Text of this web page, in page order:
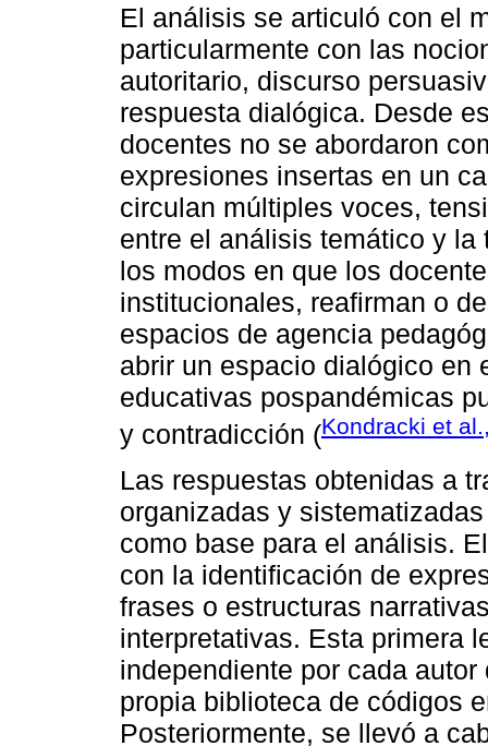
El análisis se articuló con el
particularmente con las
autoritario, discurso
respuesta dialógica. Desde
docentes no se abordaron
expresiones insertas en un
circulan múltiples voces,
entre el análisis temático y
los modos en que los
institucionales, reafirman o
espacios de agencia
abrir un espacio dialógico en
educativas pospandémicas
y contradicción (Kondracki et
Las respuestas obtenidas a
organizadas y
como base para el análisis.
con la identificación de
frases o estructuras
interpretativas. Esta primera
independiente por cada
propia biblioteca de códigos
Posteriormente, se llevó a